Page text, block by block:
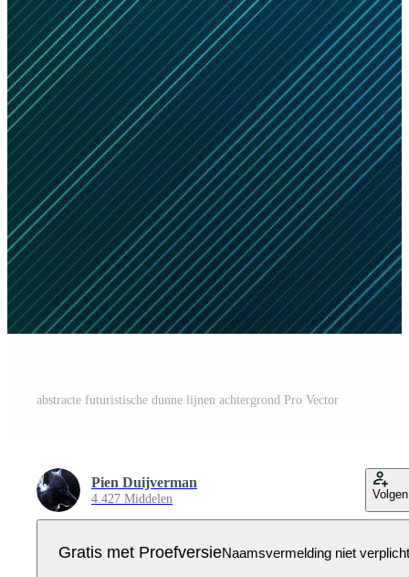
abstracte futuristische dunne lijnen achtergrond Pro Vector
Pien Duijverman
4.427 Middelen Volgen
Gratis met ProefversieNaamsvermelding niet verplicht